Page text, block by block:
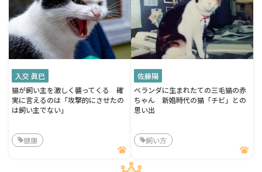
入交 眞巳
猫が飼い主を激しく襲ってくる 確
実に言えるのは「攻撃的にさせたの
は飼い主でない」
健康
佐藤陽
ベランダに生まれたての三毛猫の赤
ちゃん 新婚時代の猫「チビ」との
思い出
飼い方